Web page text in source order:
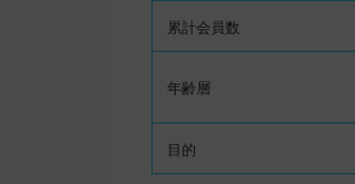
累計会員数
年齢層
目的